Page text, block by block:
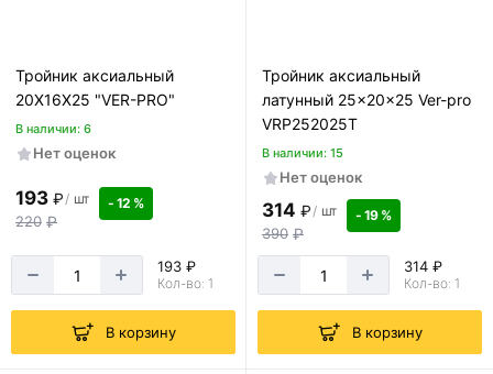
Тройник аксиальный
20X16X25 "VER-PRO"
В наличии: 6
Нет оценок
193 ₽/ шт
220 ₽
- 12 %
193 ₽
Кол-во: 1
В корзину
Тройник аксиальный
латунный 25x20x25 Ver-pro
VRP252025T
В наличии: 15
Нет оценок
314 ₽/ шт
390 ₽
- 19 %
314 ₽
Кол-во: 1
В корзину